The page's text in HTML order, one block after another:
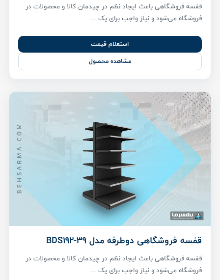
قفسه فروشگاهی باعث ایجاد نظم در چیدمان کالا و محصولات در
فروشگاه می‌شود و نیاز واجب برای یک ...
استعلام قیمت
مشاهده محصول
قفسه فروشگاهی دوطرفه مدل BDS192-39
قفسه فروشگاهی باعث ایجاد نظم در چیدمان کالا و محصولات در
فروشگاه می‌شود و نیاز واجب برای یک ...